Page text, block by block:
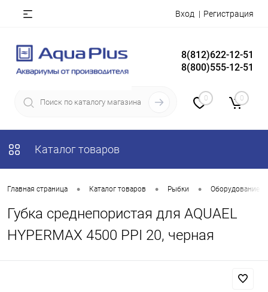
Вход Регистрация
8(812)622-12-51
8(800)555-12-51
0 0
Каталог товаров
Главная страница • Каталог товаров • Рыбки • Оборудование
Губка среднепористая для AQUAEL
HYPERMAX 4500 PPI 20, черная